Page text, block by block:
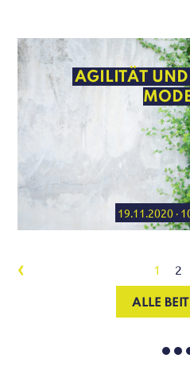
AGILITÄT
19.11.2020 ·
‹ 1 2
ALLE